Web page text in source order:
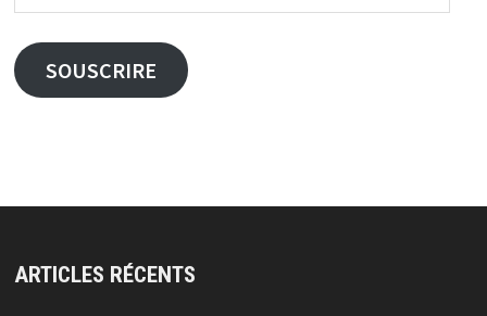
e-
mail
SOUSCRIRE
ARTICLES RÉCENTS